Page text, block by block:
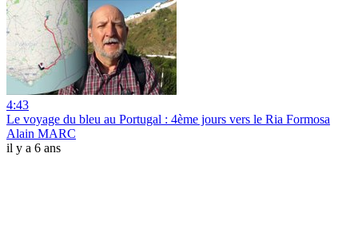
4:43
Le voyage du bleu au Portugal : 4ème jours vers le Ria Formosa
Alain MARC
il y a 6 ans